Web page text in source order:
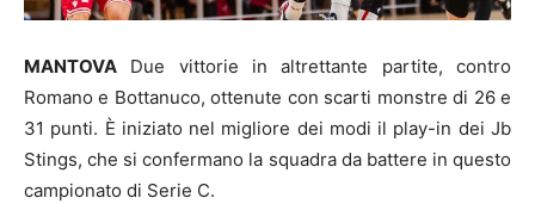
MANTOVA Due vittorie in altrettante partite, contro
Romano e Bottanuco, ottenute con scarti monstre di 26 e
31 punti. È iniziato nel migliore dei modi il play-in dei Jb
Stings, che si confermano la squadra da battere in questo
campionato di Serie C.